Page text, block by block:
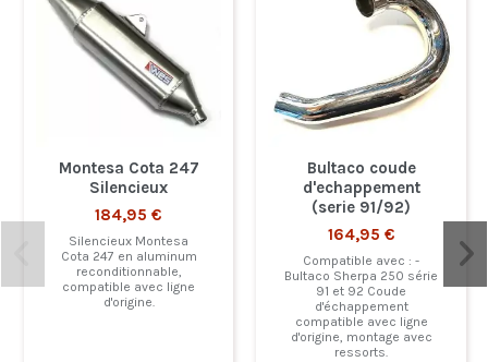
Montesa Cota 247
Silencieux
184,95 €
Silencieux Montesa
Cota 247 en aluminum
reconditionnable,
compatible avec ligne
d'origine.
Bultaco coude
d'echappement
(serie 91/92)
164,95 €
Compatible avec : -
Bultaco Sherpa 250 série
91 et 92 Coude
d'échappement
compatible avec ligne
d'origine, montage avec
ressorts.